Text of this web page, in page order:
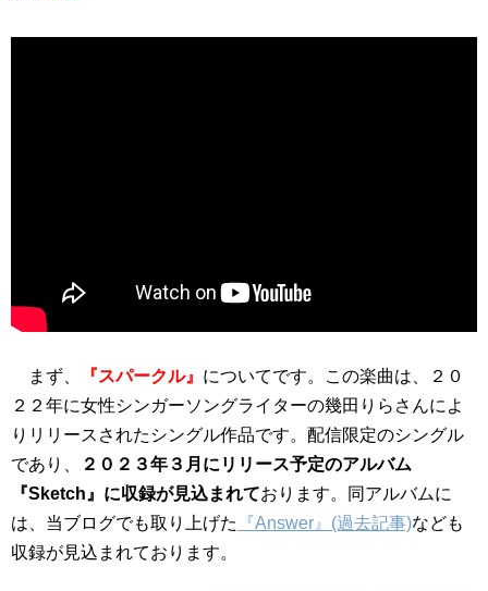
まず、 『スパークル』 についてです。この楽曲は、２０
２２年に女性シンガーソングライターの幾田りらさんによ
りリリースされたシングル作品です。配信限定のシングル
であり、
２０２３年３月にリリース予定のアルバム
『Sketch』に収録が見込まれております。同アルバムに
は、当ブログでも取り上げた
『Answer』(過去記事)なども
収録が見込まれております。